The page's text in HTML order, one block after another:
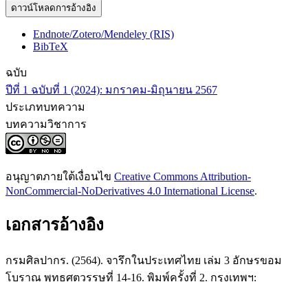
ดาวน์โหลดการอ้างอิง
Endnote/Zotero/Mendeley (RIS)
BibTeX
ฉบับ
ปีที่ 1 ฉบับที่ 1 (2024): มกราคม-มิถุนายน 2567
ประเภทบทความ
บทความวิชาการ
อนุญาตภายใต้เงื่อนไข Creative Commons Attribution-
NonCommercial-NoDerivatives 4.0 International License.
เอกสารอ้างอิง
กรมศิลปากร. (2564). จารึกในประเทศไทย เล่ม 3 อักษรขอม
โบราณ พุทธศตวรรษที่ 14-16. พิมพ์ครั้งที่ 2. กรุงเทพฯ: